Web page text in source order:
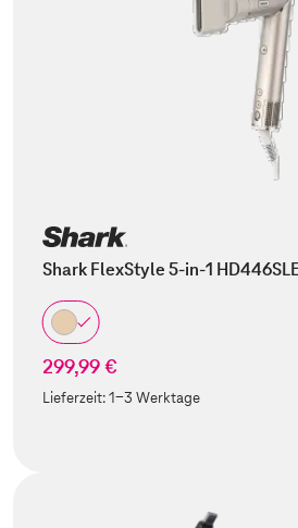
Shark FlexStyle 5-in-1
299,99 €
Lieferzeit:1-3 Werktage